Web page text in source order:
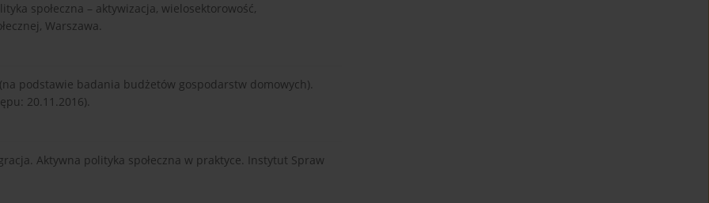
społeczna – aktywizacja, wielosektorowość,
Warszawa.
podstawie badania budżetów gospodarstw domowych).
20.11.2016).
Aktywna polityka społeczna w praktyce. Instytut Spraw